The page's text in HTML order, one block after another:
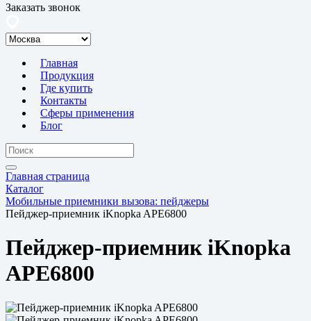
Заказать звонок
Главная
Продукция
Где купить
Контакты
Сферы применения
Блог
Главная страница
Каталог
Мобильные приемники вызова: пейджеры
Пейджер-приемник iKnopka APE6800
Пейджер-приемник iKnopka
APE6800